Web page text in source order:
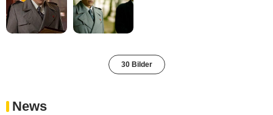
30 Bilder
News